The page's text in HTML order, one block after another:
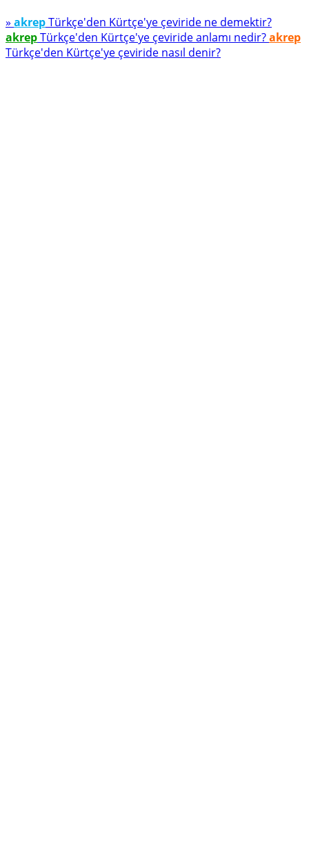
» akrepTürkçe'den Kürtçe'ye çeviride ne demektir?
akrepTürkçe'den Kürtçe'ye çeviride anlamı nedir?akrep
Türkçe'den Kürtçe'ye çeviride nasıl denir?